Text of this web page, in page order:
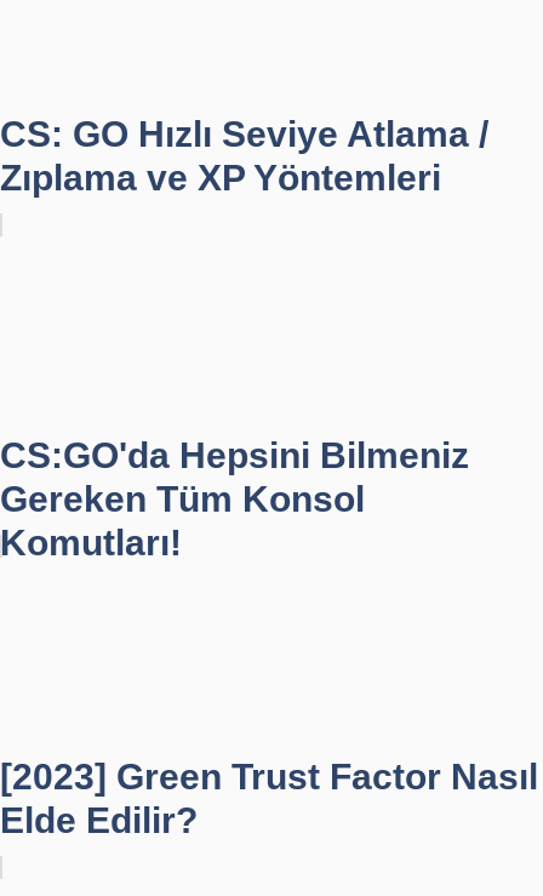
CS: GO Hızlı Seviye Atlama /
Zıplama ve XP Yöntemleri
CS:GO'da Hepsini Bilmeniz
Gereken Tüm Konsol
Komutları!
[2023] Green Trust Factor Nasıl
Elde Edilir?